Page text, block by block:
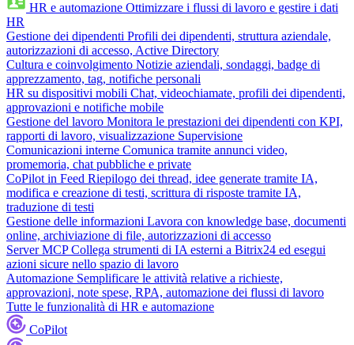
HR e automazione Ottimizzare i flussi di lavoro e gestire i dati
HR
Gestione dei dipendenti Profili dei dipendenti, struttura aziendale,
autorizzazioni di accesso, Active Directory
Cultura e coinvolgimento Notizie aziendali, sondaggi, badge di
apprezzamento, tag, notifiche personali
HR su dispositivi mobili Chat, videochiamate, profili dei dipendenti,
approvazioni e notifiche mobile
Gestione del lavoro Monitora le prestazioni dei dipendenti con KPI,
rapporti di lavoro, visualizzazione Supervisione
Comunicazioni interne Comunica tramite annunci video,
promemoria, chat pubbliche e private
CoPilot in Feed Riepilogo dei thread, idee generate tramite IA,
modifica e creazione di testi, scrittura di risposte tramite IA,
traduzione di testi
Gestione delle informazioni Lavora con knowledge base, documenti
online, archiviazione di file, autorizzazioni di accesso
Server MCP Collega strumenti di IA esterni a Bitrix24 ed esegui
azioni sicure nello spazio di lavoro
Automazione Semplificare le attività relative a richieste,
approvazioni, note spese, RPA, automazione dei flussi di lavoro
Tutte le funzionalità di HR e automazione
CoPilot